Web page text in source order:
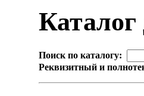
Каталог
Поиск по каталогу:
Реквизитный и